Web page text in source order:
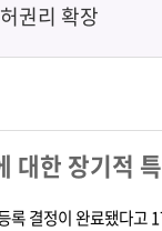
권리 확장
대한 장기적
록 결정이 완료됐다고